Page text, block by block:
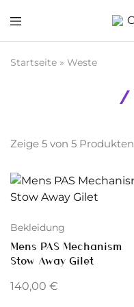
Butik
Startseite » Weste
Zeige 5 von 5 Produkten
Bekleidung
Mens PAS Mechanism
Stow Away Gilet
140,00 €